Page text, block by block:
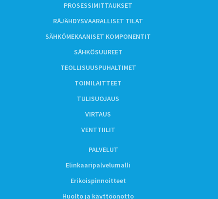
PROSESSIMITTAUKSET
RÄJÄHDYSVAARALLISET TILAT
SÄHKÖMEKAANISET KOMPONENTIT
SÄHKÖSUUREET
TEOLLISUUSPUHALTIMET
TOIMILAITTEET
TULISUOJAUS
VIRTAUS
VENTTIILIT
PALVELUT
Elinkaaripalvelumalli
Erikoispinnoitteet
Huolto ja käyttöönotto